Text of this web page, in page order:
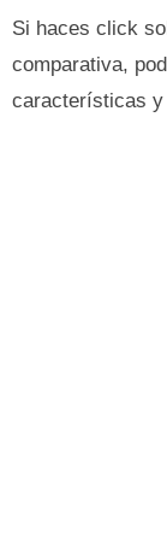
Si haces click
comparativa,
características y